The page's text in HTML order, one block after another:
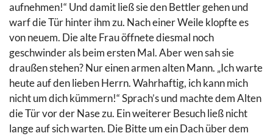
aufnehmen!“ Und damit ließ sie den Bettler gehen und
warf die Tür hinter ihm zu. Nach einer Weile klopfte es
von neuem. Die alte Frau öffnete diesmal noch
geschwinder als beim ersten Mal. Aber wen sah sie
draußen stehen? Nur einen armen alten Mann. „Ich warte
heute auf den lieben Herrn. Wahrhaftig, ich kann mich
nicht um dich kümmern!“ Sprach’s und machte dem Alten
die Tür vor der Nase zu. Ein weiterer Besuch ließ nicht
lange auf sich warten. Die Bitte um ein Dach über dem